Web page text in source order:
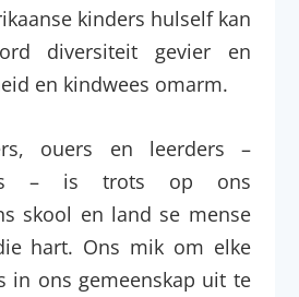
kinders hulself kan
diversiteit gevier en
en kindwees omarm.
ouers en leerders –
– is trots op ons
skool en land se mense
hart. Ons mik om elke
in ons gemeenskap uit te